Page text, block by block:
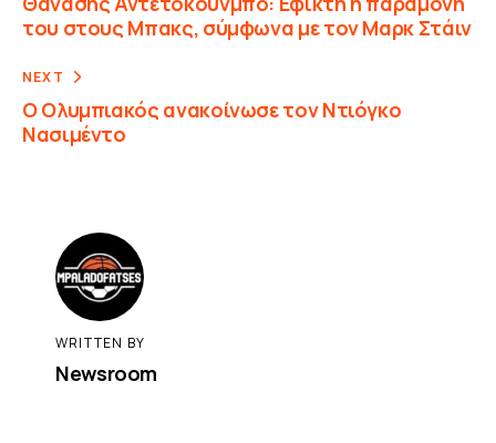
του στους Μπακς, σύμφωνα με τον Μαρκ Στάιν
NEXT
Ο Ολυμπιακός ανακοίνωσε τον Ντιόγκο
Νασιμέντο
WRITTEN BY
Newsroom